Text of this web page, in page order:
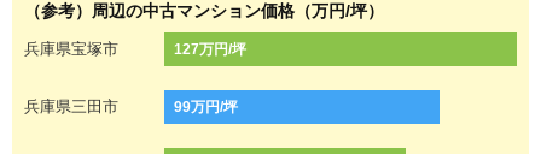
（参考）周辺の中古マンション価格（万円/坪）
兵庫県宝塚市 127万円/坪
兵庫県三田市 99万円/坪